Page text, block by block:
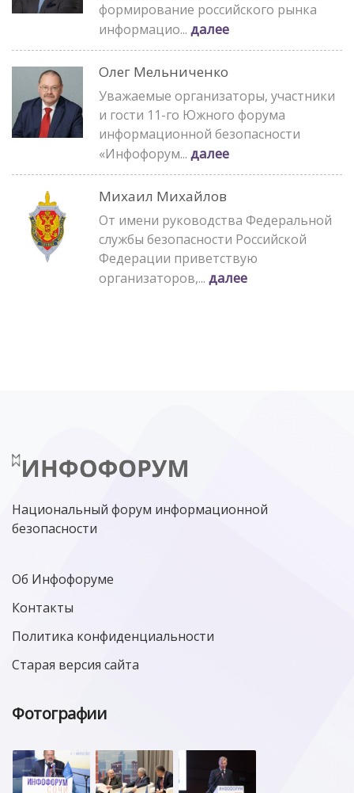
формирование российского рынка
информацио... далее
Олег Мельниченко
Уважаемые организаторы, участники
и гости 11-го Южного форума
информационной безопасности
«Инфофорум... далее
Михаил Михайлов
От имени руководства Федеральной
службы безопасности Российской
Федерации приветствую
организаторов,... далее
Национальный форум информационной
безопасности
Об Инфофоруме
Контакты
Политика конфиденциальности
Старая версия сайта
Фотографии